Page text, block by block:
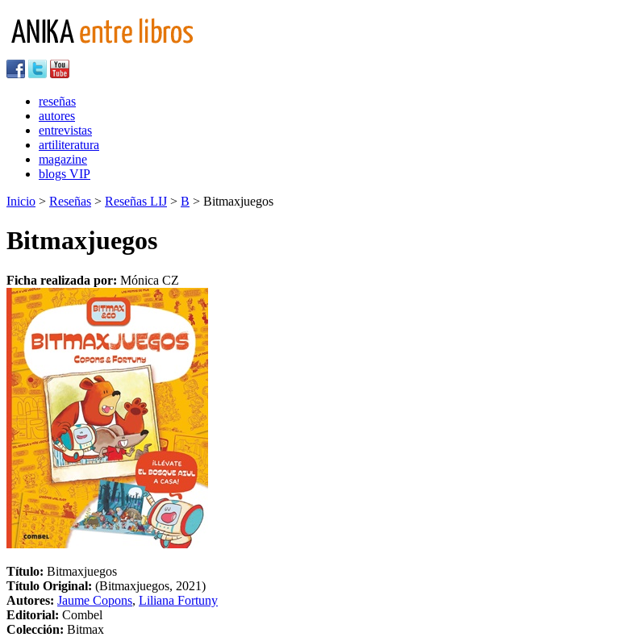
reseñas
autores
entrevistas
artiliteratura
magazine
blogs VIP
Inicio > Reseñas > Reseñas LIJ > B > Bitmaxjuegos
Bitmaxjuegos
Ficha realizada por: Mónica CZ
Título: Bitmaxjuegos
Título Original: (Bitmaxjuegos, 2021)
Autores: Jaume Copons, Liliana Fortuny
Editorial: Combel
Colección: Bitmax